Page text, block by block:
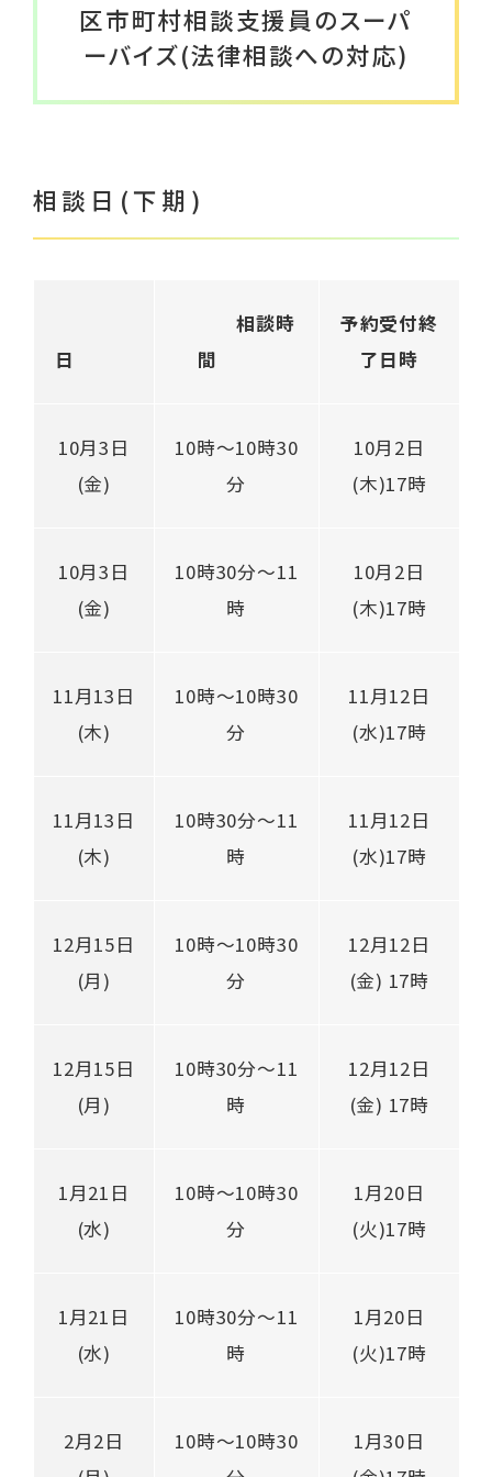
くらし応援ナビTokyo
区市町村相談支援員のスーパ
ーバイズ(法律相談への対応)
相談日(下期)
日
相談時
間
予約受付終
了日時
10月3日
(金)
10時～10時30
分
10月2日
(木)17時
10月3日
(金)
10時30分～11
時
10月2日
(木)17時
11月13日
(木)
10時～10時30
分
11月12日
(水)17時
11月13日
(木)
10時30分～11
時
11月12日
(水)17時
12月15日
(月)
10時～10時30
分
12月12日
(金) 17時
12月15日
(月)
10時30分～11
時
12月12日
(金) 17時
1月21日
(水)
10時～10時30
分
1月20日
(火)17時
1月21日
(水)
10時30分～11
時
1月20日
(火)17時
2月2日
10時～10時30
1月30日